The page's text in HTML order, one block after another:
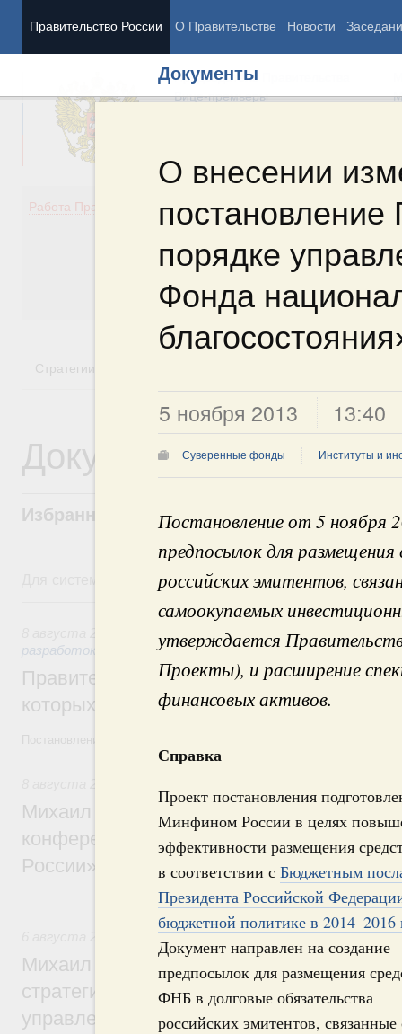
Правительство России О Правительстве Новости
Документы
О внесении
порядке
Фонда
5 ноября 2013 13:40
Суверенные фонды Институты и
Постановление от 5 ноября
предпосылок для
российских эмитентов,
самоокупаемых
утверждается
Проекты), и расширение
финансовых активов.
Справка
Проект постановления
Минфином России в целях
эффективности размещения
в соответствии с Бюджетным
Президента Российской
бюджетной политике в 2014–2016
Документ направлен на создание
предпосылок для размещения
ФНБ в долговые обязательства
российских эмитентов, связанные
Председатель Правительства
Вице-премьеры
Работа Правительства
Демография
Здоровье
Культура
Государство
Стратегии
Документы
Избранные документы со справками к
Для системного поиска перейдите в раздел "Поиск по
Государственная политика в сфере
разработок
Правительство расширило перечень
которых освобождаются от НДФЛ
Михаил Мишустин дал поручения по
конференции «Цифровая индустрия
России»
6 августа, четверг
Технологическое развитие. Инновации
Михаил Мишустин дал поручения по
стратегической сессии о
управления научно-технологическим